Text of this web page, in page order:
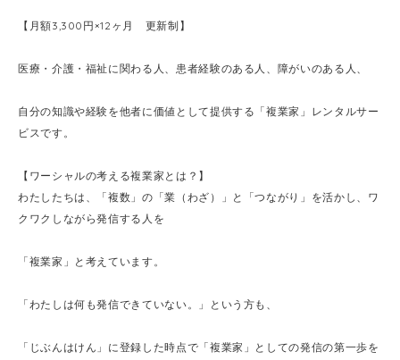
【月額3,300円×12ヶ月 更新制】
医療・介護・福祉に関わる人、患者経験のある人、障がいのある人、
自分の知識や経験を他者に価値として提供する「複業家」レンタルサー
ビスです。
【ワーシャルの考える複業家とは？】
わたしたちは、「複数」の「業（わざ）」と「つながり」を活かし、ワ
クワクしながら発信する人を
「複業家」と考えています。
「わたしは何も発信できていない。」という方も、
「じぶんはけん」に登録した時点で「複業家」としての発信の第一歩を